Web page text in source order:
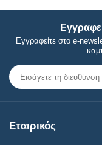
Εγγραφείτε στο e-
Εταιρικός